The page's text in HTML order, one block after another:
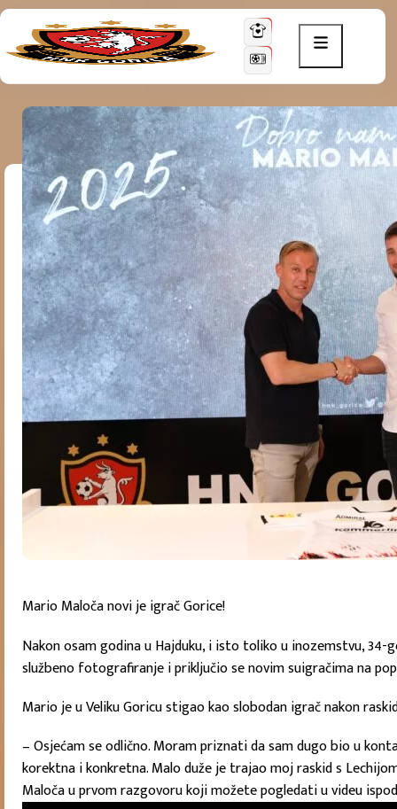
Mario Maloča novi je igrač Gorice!
Nakon osam godina u Hajduku, i isto toliko u inozemstvu,
službeno fotografiranje i priključio se novim suigračima na
Mario je u Veliku Goricu stigao kao slobodan igrač nakon
– Osjećam se odlično. Moram priznati da sam dugo bio u
korektna i konkretna. Malo duže je trajao moj raskid s
Maloča u prvom razgovoru koji možete pogledati u videu